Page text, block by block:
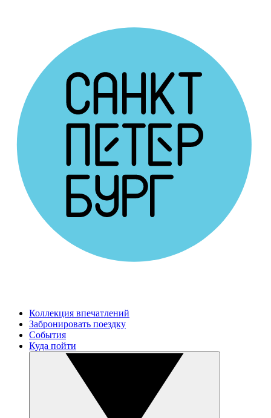
Коллекция впечатлений
Забронировать поездку
События
Куда пойти